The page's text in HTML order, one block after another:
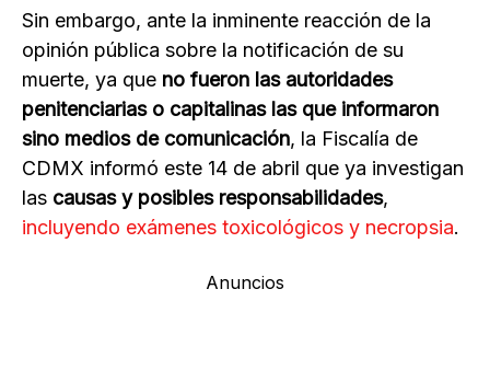
Sin embargo, ante la inminente reacción de la
opinión pública sobre la notificación de su
muerte, ya que no fueron las autoridades
penitenciarias o capitalinas las que informaron
sino medios de comunicación, la Fiscalía de
CDMX informó este 14 de abril que ya investigan
las causas y posibles responsabilidades,
incluyendo exámenes toxicológicos y necropsia.
Anuncios